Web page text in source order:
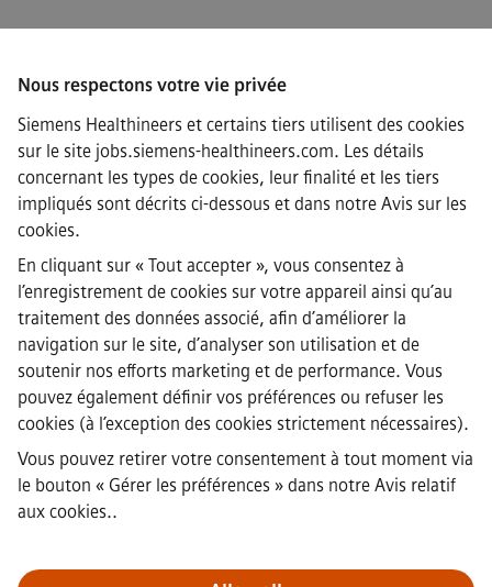
Nous respectons votre vie privée
Siemens Healthineers et certains tiers utilisent des cookies
sur le site jobs.siemens-healthineers.com. Les détails
concernant les types de cookies, leur finalité et les tiers
impliqués sont décrits ci-dessous et dans notre Avis sur les
cookies.
En cliquant sur « Tout accepter », vous consentez à
l’enregistrement de cookies sur votre appareil ainsi qu’au
traitement des données associé, afin d’améliorer la
navigation sur le site, d’analyser son utilisation et de
soutenir nos efforts marketing et de performance. Vous
pouvez également définir vos préférences ou refuser les
cookies (à l’exception des cookies strictement nécessaires).
Vous pouvez retirer votre consentement à tout moment via
le bouton « Gérer les préférences » dans notre Avis relatif
aux cookies..
Siemens Healthineers AG © 2026
FAQ
·
Avis de confidentialité
·
Avis sur les cookies
·
Conditions d'utilisation
·
Identité numérique
·
Lanceur d’alerte
Note importante :
avant, pendant ou après le processus de candidature. Nous ne